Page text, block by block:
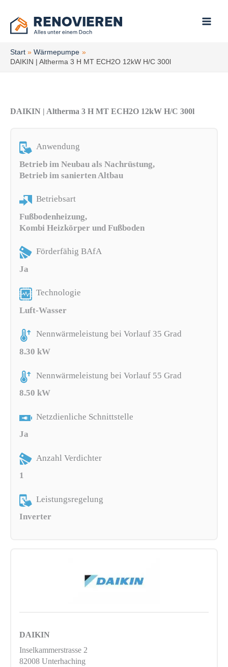
Inhalt
springen
Start
Wärmepumpe
DAIKIN | Altherma 3 H MT ECH2O 12kW H/C 300l
DAIKIN | Altherma 3 H MT ECH2O 12kW H/C 300l
Anwendung
Betrieb im Neubau als Nachrüstung,
Betrieb im sanierten Altbau
Betriebsart
Fußbodenheizung,
Kombi Heizkörper und Fußboden
Förderfähig BAfA
Ja
Technologie
Luft-Wasser
Nennwärmeleistung bei Vorlauf 35 Grad
8.30 kW
Nennwärmeleistung bei Vorlauf 55 Grad
8.50 kW
Netzdienliche Schnittstelle
Ja
Anzahl Verdichter
1
Leistungsregelung
Inverter
DAIKIN
Inselkammerstrasse 2
82008 Unterhaching